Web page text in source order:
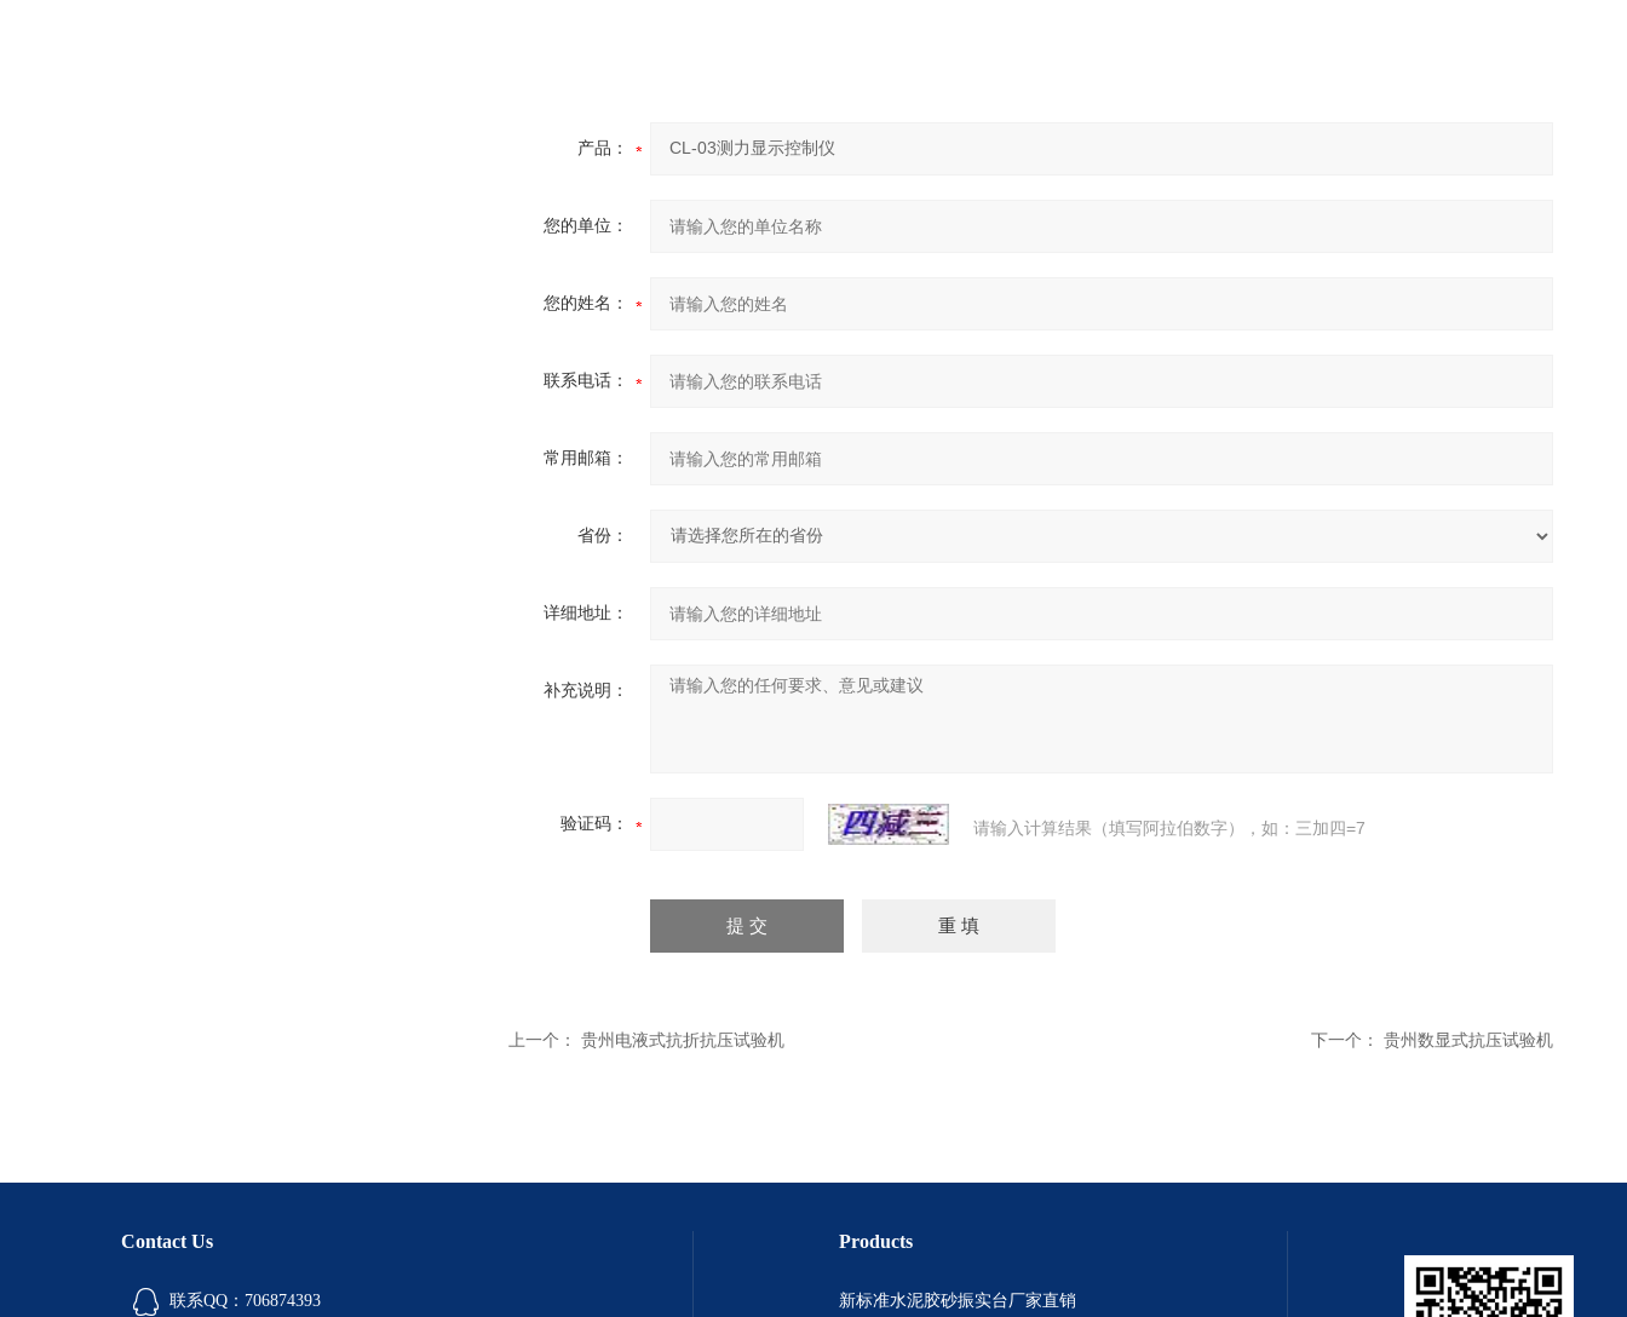
产品：
您的单位：
您的姓名：
联系电话：
常用邮箱：
省份：
详细地址：
补充说明：
验证码： 请输入计算结果（填写阿拉伯数字），如：三加四=7
上一个： 贵州电液式抗折抗压试验机 下一个： 贵州数显式抗压试验机
Contact Us
联系QQ：706874393
Products
新标准水泥胶砂振实台厂家直销